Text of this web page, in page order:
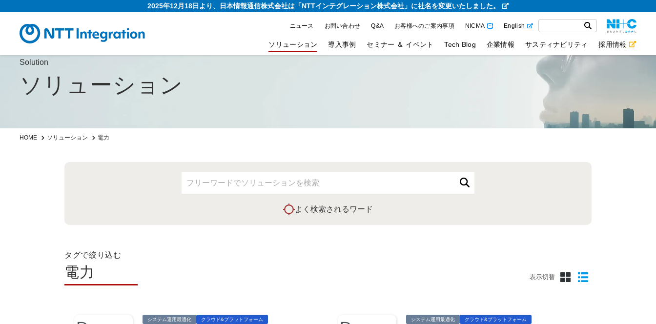
2025年12月18日より、日本情報通信株式会社は「NTTインテグレーション株式会社」に社名を変更いたしました。
ニュース お問い合わせ Q&A お客様へのご案内事項 NICMA English
ソリューション 導入事例 セミナー ＆ イベント Tech Blog 企業情報 サスティナビリティ 採用情報
Solution
ソリューション
HOME ソリューション 電力
よく検索されるワード
タグで絞り込む
電力 表示切替
システム運用最適化 クラウド&プラットフォーム システム運用最適化 クラウド&プラットフォーム